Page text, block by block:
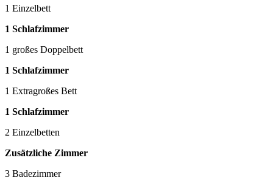
1 Einzelbett
1 Schlafzimmer
1 großes Doppelbett
1 Schlafzimmer
1 Extragroßes Bett
1 Schlafzimmer
2 Einzelbetten
Zusätzliche Zimmer
3 Badezimmer